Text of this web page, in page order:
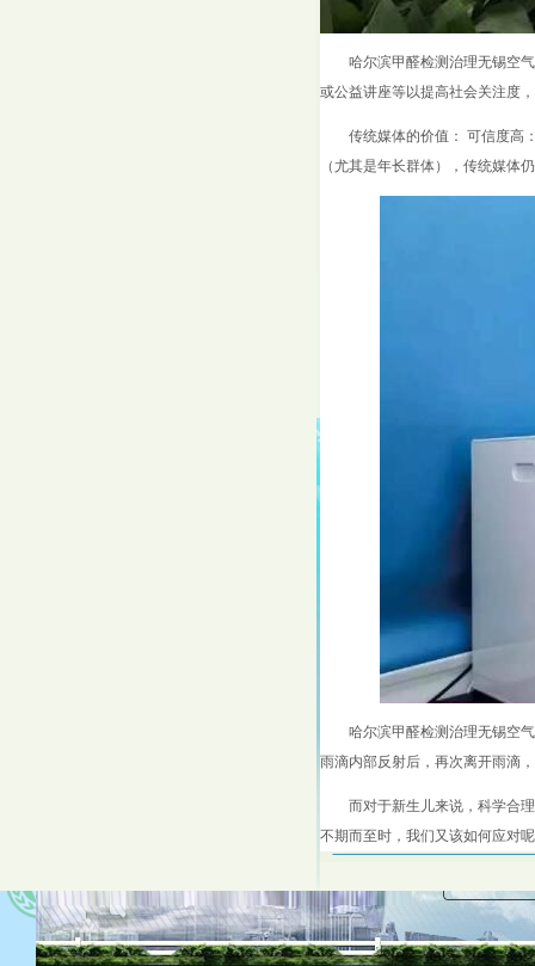
哈尔滨甲醛检测治理无锡空
或公益讲座等以提高社会关注度
传统媒体的价值： 可信度高
（尤其是年长群体），传统媒体
哈尔滨甲醛检测治理无锡空
雨滴内部反射后，再次离开雨滴
而对于新生儿来说，科学合
不期而至时，我们又该如何应对